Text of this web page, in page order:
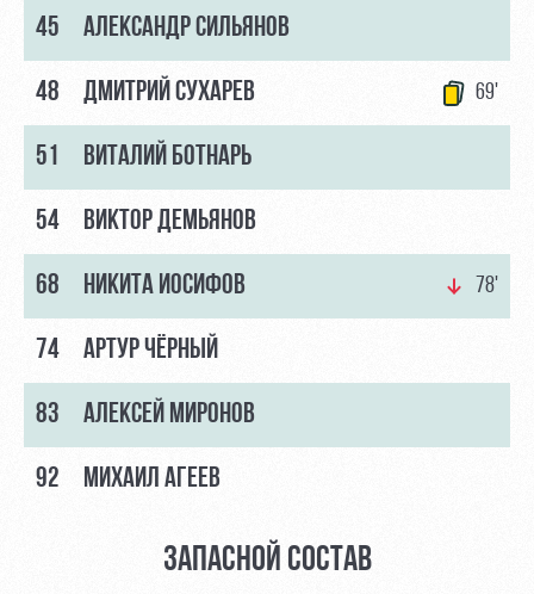
Аренда
площадей
Ледовый
Занятия
спортом
поступить
Руководство
Академии
Заставки
Парковка
Программа
лояльности
Информация
для
45 АЛЕКСАНДР СИЛЬЯНОВ
48 ДМИТРИЙ СУХАРЕВ 69'
51 ВИТАЛИЙ БОТНАРЬ
54 ВИКТОР ДЕМЬЯНОВ
68 НИКИТА ИОСИФОВ 78'
74 АРТУР ЧЁРНЫЙ
83 АЛЕКСЕЙ МИРОНОВ
92 МИХАИЛ АГЕЕВ
ЗАПАСНОЙ СОСТАВ